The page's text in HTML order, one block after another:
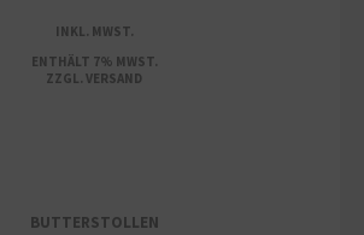
INKL. MWST.
ENTHÄLT 7% MWST.
ZZGL. VERSAND
BUTTERSTOLLEN